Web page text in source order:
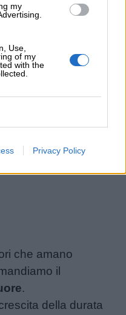
my
Use,
of my
with the
Privacy Policy
che amano
il
.
della durata